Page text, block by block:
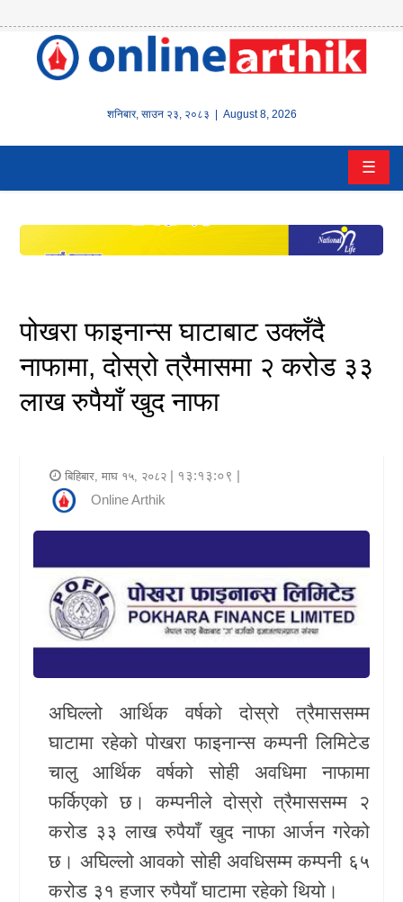
शनिबार, साउन २३, २०८३ | August 8, 2026
होम
वित्त
इन्स्योरेन्स
पूँजीबजार
अटो
कला
राजनीति
समाचार
र
प्रविधि
शिक्षा
स्वास्थ्य
खेलकुद
Unicode
☰
पोखरा फाइनान्स घाटाबाट उक्लँदै
नाफामा, दोस्रो त्रैमासमा २ करोड ३३
लाख रुपैयाँ खुद नाफा
बिहिबार, माघ १५, २०८२ | १३:१३:०९ |
Online Arthik
अघिल्लो आर्थिक वर्षको दोस्रो त्रैमाससम्म
घाटामा रहेको पोखरा फाइनान्स कम्पनी लिमिटेड
चालु आर्थिक वर्षको सोही अवधिमा नाफामा
फर्किएको छ। कम्पनीले दोस्रो त्रैमाससम्म २
करोड ३३ लाख रुपैयाँ खुद नाफा आर्जन गरेको
छ। अघिल्लो आवको सोही अवधिसम्म कम्पनी ६५
करोड ३१ हजार रुपैयाँ घाटामा रहेको थियो।